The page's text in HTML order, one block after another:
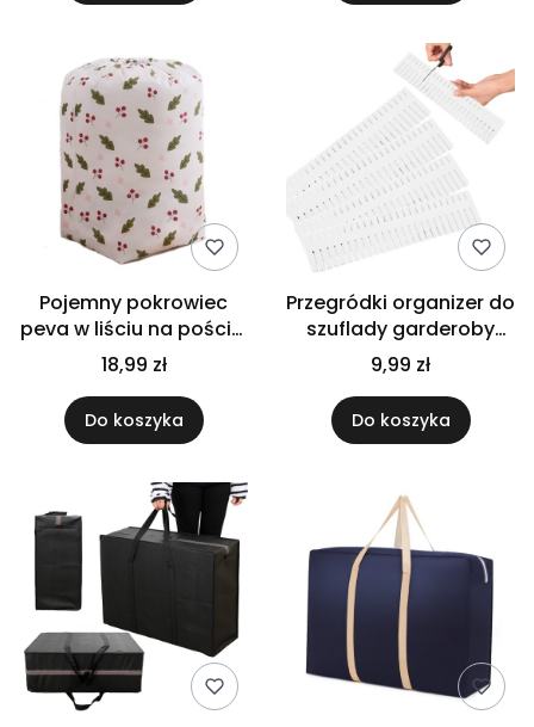
Pojemny pokrowiec
peva w liściu na pościel
zabawki ubrania
ściągany 70x32
18,99 zł
Do koszyka
Przegródki organizer do
szuflady garderoby
szafy separator na
biurko biały
9,99 zł
Do koszyka